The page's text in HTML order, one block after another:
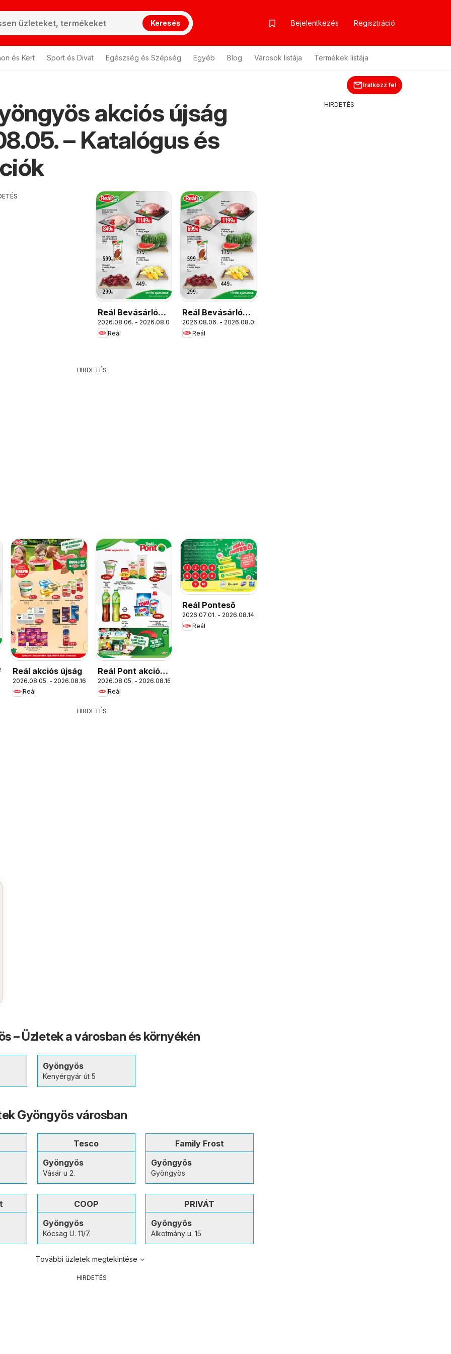
Keresés Bejelentkezés Regisztráció
és Kert Sport és Divat Egészség és Szépség Egyéb Blog Városok listája Termékek listája
Iratkozz fel
akciós újság
– Katalógus és
Reál Bevásárló
hétvége -
Kisalföld
2026.08.06. - 2026.08.09.
Reál
Reál Bevásárló
hétvége - Kelet
Magyarország
2026.08.06. - 2026.08.09.
Reál
HIRDETÉS
Reál akciós újság
2026.08.05. - 2026.08.16.
Reál
Reál Pont akciós
újság
2026.08.05. - 2026.08.16.
Reál
Reál Ponteső
2026.07.01. - 2026.08.14.
Reál
HIRDETÉS
– Üzletek a városban és környékén
Gyöngyös
Kenyérgyár út 5
Gyöngyös városban
Tesco
Gyöngyös
Vásár u 2.
Family Frost
Gyöngyös
Gyöngyös
COOP
Gyöngyös
Kócsag U. 11/7.
PRIVÁT
Gyöngyös
Alkotmány u. 15
További üzletek megtekintése
HIRDETÉS
HIRDETÉS